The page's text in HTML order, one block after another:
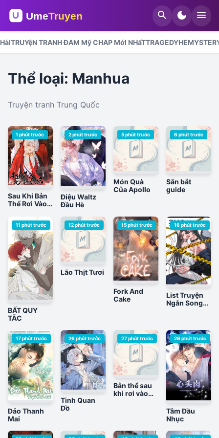
search dark_mode menu
HàITRUYệN TRANH ĐAM Mỹ CHAP MớI NHấTTRAGEDYHE
Thể loại: Manhua
Truyện tranh Trung Quốc
1 phút trước
Sau Khi Bản
Thể Rơi Vào
Không Đội
Trời Chung
2 phút trước
Điệu Waltz
Đầu Hè
5 phút trước
Món Quà
Của Apollo
6 phút trước
Săn bắt
guide
11 phút trước
BẤT QUY
TẮC
12 phút trước
Lão Thịt Tươi
15 phút trước
Fork And
Cake
16 phút trước
List Truyện
Ngắn Song
17 phút trước
Đảo Thanh
Mai
26 phút trước
Tinh Quan
Đồ
27 phút trước
Bản thể sau
khi rơi vào
29 phút trước
Tâm Đầu
Nhục